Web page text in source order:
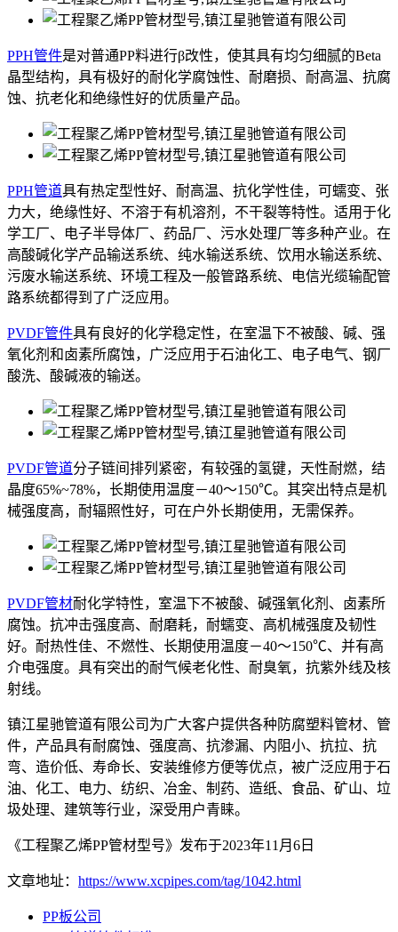
PPH管件是对普通PP料进行β改性，使其具有均匀细腻的Beta
晶型结构，具有极好的耐化学腐蚀性、耐磨损、耐高温、抗腐
蚀、抗老化和绝缘性好的优质量产品。
PPH管道具有热定型性好、耐高温、抗化学性佳，可蠕变、张
力大，绝缘性好、不溶于有机溶剂，不干裂等特性。适用于化
学工厂、电子半导体厂、药品厂、污水处理厂等多种产业。在
高酸碱化学产品输送系统、纯水输送系统、饮用水输送系统、
污废水输送系统、环境工程及一般管路系统、电信光缆输配管
路系统都得到了广泛应用。
PVDF管件具有良好的化学稳定性，在室温下不被酸、碱、强
氧化剂和卤素所腐蚀，广泛应用于石油化工、电子电气、钢厂
酸洗、酸碱液的输送。
PVDF管道分子链间排列紧密，有较强的氢键，天性耐燃，结
晶度65%~78%，长期使用温度－40～150℃。其突出特点是机
械强度高，耐辐照性好，可在户外长期使用，无需保养。
PVDF管材耐化学特性，室温下不被酸、碱强氧化剂、卤素所
腐蚀。抗冲击强度高、耐磨耗，耐蠕变、高机械强度及韧性
好。耐热性佳、不燃性、长期使用温度－40～150℃、并有高
介电强度。具有突出的耐气候老化性、耐臭氧，抗紫外线及核
射线。
镇江星驰管道有限公司为广大客户提供各种防腐塑料管材、管
件，产品具有耐腐蚀、强度高、抗渗漏、内阻小、抗拉、抗
弯、造价低、寿命长、安装维修方便等优点，被广泛应用于石
油、化工、电力、纺织、冶金、制药、造纸、食品、矿山、垃
圾处理、建筑等行业，深受用户青睐。
《工程聚乙烯PP管材型号》发布于2023年11月6日
文章地址： https://www.xcpipes.com/tag/1042.html
PP板公司